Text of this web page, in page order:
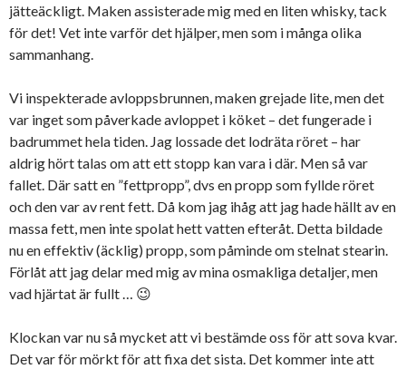
jätteäckligt. Maken assisterade mig med en liten whisky, tack
för det! Vet inte varför det hjälper, men som i många olika
sammanhang.
Vi inspekterade avloppsbrunnen, maken grejade lite, men det
var inget som påverkade avloppet i köket – det fungerade i
badrummet hela tiden. Jag lossade det lodräta röret – har
aldrig hört talas om att ett stopp kan vara i där. Men så var
fallet. Där satt en ”fettpropp”, dvs en propp som fyllde röret
och den var av rent fett. Då kom jag ihåg att jag hade hällt av en
massa fett, men inte spolat hett vatten efteråt. Detta bildade
nu en effektiv (äcklig) propp, som påminde om stelnat stearin.
Förlåt att jag delar med mig av mina osmakliga detaljer, men
vad hjärtat är fullt … 😉
Klockan var nu så mycket att vi bestämde oss för att sova kvar.
Det var för mörkt för att fixa det sista. Det kommer inte att